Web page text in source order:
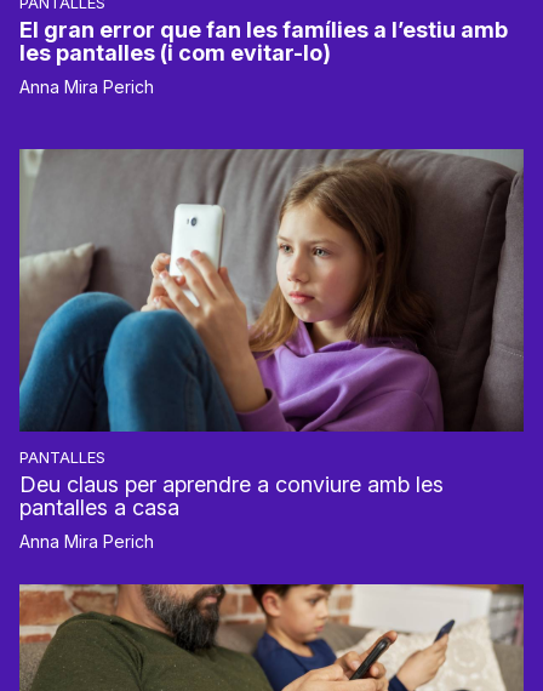
El gran error que fan les famílies a l’estiu amb
les pantalles (i com evitar-lo)
Anna Mira Perich
PANTALLES
Deu claus per aprendre a conviure amb les
pantalles a casa
Anna Mira Perich